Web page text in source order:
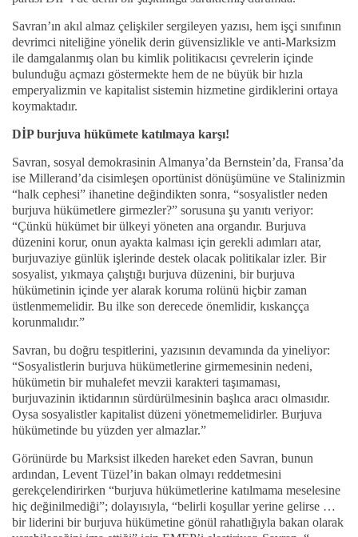
Savran’ın akıl almaz çelişkiler sergileyen yazısı, hem işçi sınıfının
devrimci niteliğine yönelik derin güvensizlikle ve anti-Marksizm
ile damgalanmış olan bu kimlik politikacısı çevrelerin içinde
bulunduğu açmazı göstermekte hem de ne büyük bir hızla
emperyalizmin ve kapitalist sistemin hizmetine girdiklerini ortaya
koymaktadır.
DİP burjuva hükümete katılmaya karşı!
Savran, sosyal demokrasinin Almanya’da Bernstein’da, Fransa’da
ise Millerand’da cisimleşen oportünist dönüşümüne ve Stalinizmin
“halk cephesi” ihanetine değindikten sonra, “sosyalistler neden
burjuva hükümetlere girmezler?” sorusuna şu yanıtı veriyor:
“Çünkü hükümet bir ülkeyi yöneten ana organdır. Burjuva
düzenini korur, onun ayakta kalması için gerekli adımları atar,
burjuvaziye günlük işlerinde destek olacak politikalar izler. Bir
sosyalist, yıkmaya çalıştığı burjuva düzenini, bir burjuva
hükümetinin içinde yer alarak koruma rolünü hiçbir zaman
üstlenmemelidir. Bu ilke son derecede önemlidir, kıskançça
korunmalıdır.”
Savran, bu doğru tespitlerini, yazısının devamında da yineliyor:
“Sosyalistlerin burjuva hükümetlerine girmemesinin nedeni,
hükümetin bir muhalefet mevzii karakteri taşımaması,
burjuvazinin iktidarının sürdürülmesinin başlıca aracı olmasıdır.
Oysa sosyalistler kapitalist düzeni yönetmemelidirler. Burjuva
hükümetinde bu yüzden yer almazlar.”
Görünürde bu Marksist ilkeden hareket eden Savran, bunun
ardından, Levent Tüzel’in bakan olmayı reddetmesini
gerekçelendirirken “burjuva hükümetlerine katılmama meselesine
hiç değinilmediği”; dolayısıyla, “belirli koşullar yerine gelirse …
bir liderini bir burjuva hükümetine gönül rahatlığıyla bakan olarak